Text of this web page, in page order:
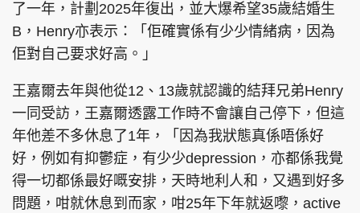
了一年，計劃2025年復出，並大爆希望35歲結婚生
B，Henry亦表示：「佢確實係有少少情緒病，因為
佢對自己要求好高。」
王嘉爾去年與他從12、13歲就認識的結拜兄弟Henry
一同受訪，王嘉爾透露工作時不會讓自己停下，但這
年他差不多休息了1年，「因為我狀態真係唔係好
好，例如有抑鬱症，有少少depression，亦都係我覺
得一切都係最好嘅安排，天時地利人和，又遇到好多
問題，咁就休息到而家，咁25年下年就返嚟，active